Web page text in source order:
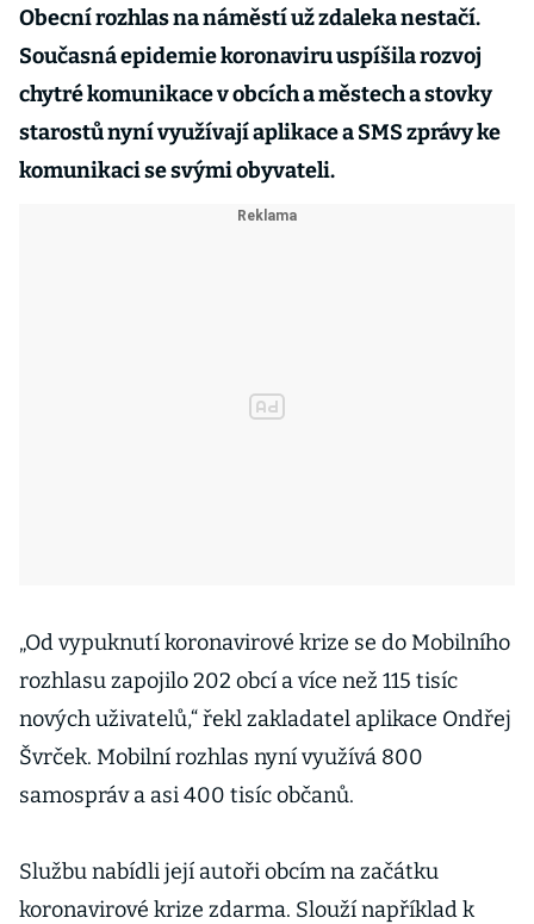
Obecní rozhlas na náměstí už zdaleka nestačí.
Současná epidemie koronaviru uspíšila rozvoj
chytré komunikace v obcích a městech a stovky
starostů nyní využívají aplikace a SMS zprávy ke
komunikaci se svými obyvateli.
„Od vypuknutí koronavirové krize se do Mobilního
rozhlasu zapojilo 202 obcí a více než 115 tisíc
nových uživatelů,“ řekl zakladatel aplikace Ondřej
Švrček. Mobilní rozhlas nyní využívá 800
samospráv a asi 400 tisíc občanů.
Službu nabídli její autoři obcím na začátku
koronavirové krize zdarma. Slouží například k